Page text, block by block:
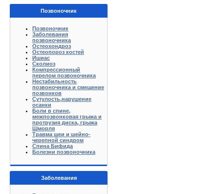
Позвоночник
Позвоночник
Заболевания
позвоночника
Остеохондроз
Остеопороз костей
Ишиас
Сколиоз
Компрессионный
перелом позвоночника
Нестабильность
позвоночника и смещение
позвонков
Сутулость,нарушение
осанки
Боли в спине,
межпозвонковая грыжа и
протрузия диска, грыжа
Шморля
Травма шеи и шейно-
черепной синдром
Спина Бифида
Болезни позвоночника
Заболевания